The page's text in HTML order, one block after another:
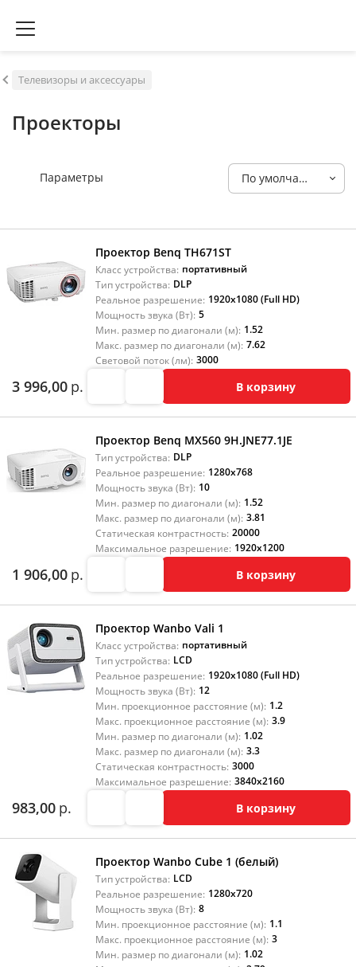
Телевизоры и аксессуары
Проекторы
Параметры По умолчанию
Проектор Benq TH671ST
Класс устройства: портативный
Тип устройства: DLP
Реальное разрешение: 1920x1080 (Full HD)
Мощность звука (Вт): 5
Мин. размер по диагонали (м): 1.52
Макс. размер по диагонали (м): 7.62
Световой поток (лм): 3000
3 996,00 р. В корзину
Проектор Benq MX560 9H.JNE77.1JE
Тип устройства: DLP
Реальное разрешение: 1280x768
Мощность звука (Вт): 10
Мин. размер по диагонали (м): 1.52
Макс. размер по диагонали (м): 3.81
Статическая контрастность: 20000
Максимальное разрешение: 1920x1200
1 906,00 р. В корзину
Проектор Wanbo Vali 1
Класс устройства: портативный
Тип устройства: LCD
Реальное разрешение: 1920x1080 (Full HD)
Мощность звука (Вт): 12
Мин. проекционное расстояние (м): 1.2
Макс. проекционное расстояние (м): 3.9
Мин. размер по диагонали (м): 1.02
Макс. размер по диагонали (м): 3.3
Статическая контрастность: 3000
Максимальное разрешение: 3840x2160
983,00 р. В корзину
Проектор Wanbo Cube 1 (белый)
Тип устройства: LCD
Реальное разрешение: 1280x720
Мощность звука (Вт): 8
Мин. проекционное расстояние (м): 1.1
Макс. проекционное расстояние (м): 3
Мин. размер по диагонали (м): 1.02